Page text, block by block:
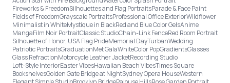
Fireworks & FreedomSilhouettes and Flag PortraitsParade & Face Paint
Fields of FreedomGrayscale PortraitsProfessional Office ExteriorWildflower
Minimalist in WhiteMystique in BlackRed and Blue Color GelsAnime
MangaFilm Noir PortraitClassic StudioChain-Link FenceRed Room Portrait
Silhouette of Honor, USA Flag PrideMemorial DayTurbanWedding
Patriotic PortraitsGraduationMet GalaWhiteColor PopGradientsGlasses
Glass RefractionMotorcycle Leather JacketRecording Studio
Loft-Style InteriorEaster VibesHawaiian Beach VibesTimes Square
BookshelvesGolden Gate Bridge at NightSydney Opera HouseWestern